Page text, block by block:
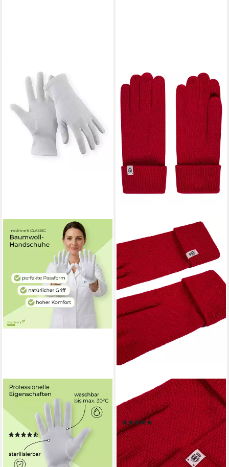
MEDI-INN CLASSIC
Baumwollhandschuhe Trikot,
reinweiß, atmungsaktiv, 100 %
Baumwolle atmungsaktiv
(2)
ab 9,99 €
(0,42 €/ 1 Stk)
lieferbar - in 4-5 Werktagen bei dir
ROECKL
Strickhandschuhe
ESSENTIALS HANDSCHUHE
(1)
ab 37,43 € UVP49,90 €
-25%
lieferbar - in 4-5 Werktagen bei dir